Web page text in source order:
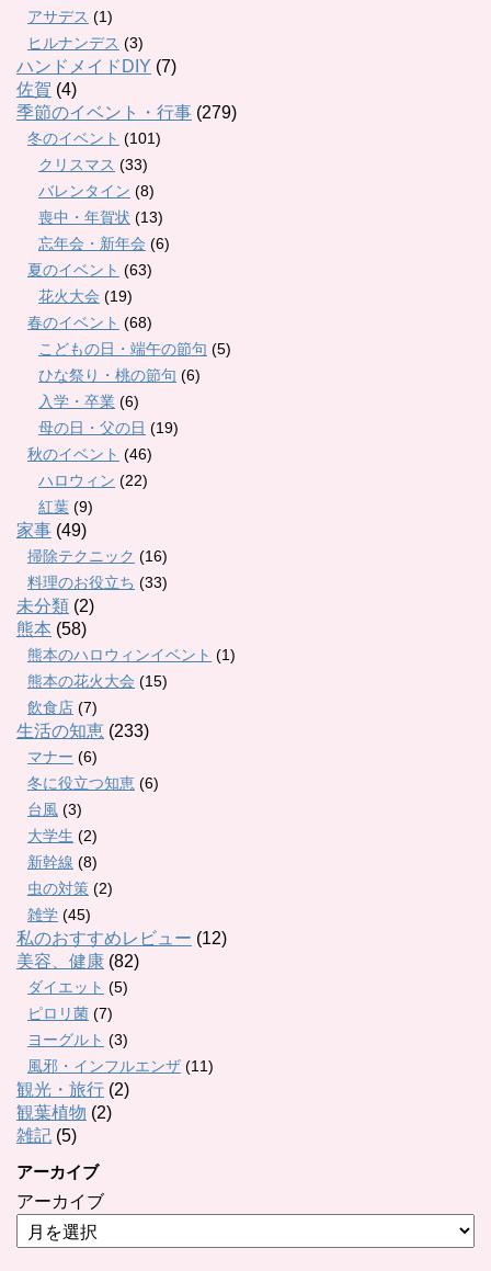
アサデス (1)
ヒルナンデス (3)
ハンドメイドDIY (7)
佐賀 (4)
季節のイベント・行事 (279)
冬のイベント (101)
クリスマス (33)
バレンタイン (8)
喪中・年賀状 (13)
忘年会・新年会 (6)
夏のイベント (63)
花火大会 (19)
春のイベント (68)
こどもの日・端午の節句 (5)
ひな祭り・桃の節句 (6)
入学・卒業 (6)
母の日・父の日 (19)
秋のイベント (46)
ハロウィン (22)
紅葉 (9)
家事 (49)
掃除テクニック (16)
料理のお役立ち (33)
未分類 (2)
熊本 (58)
熊本のハロウィンイベント (1)
熊本の花火大会 (15)
飲食店 (7)
生活の知恵 (233)
マナー (6)
冬に役立つ知恵 (6)
台風 (3)
大学生 (2)
新幹線 (8)
虫の対策 (2)
雑学 (45)
私のおすすめレビュー (12)
美容、健康 (82)
ダイエット (5)
ピロリ菌 (7)
ヨーグルト (3)
風邪・インフルエンザ (11)
観光・旅行 (2)
観葉植物 (2)
雑記 (5)
アーカイブ
アーカイブ